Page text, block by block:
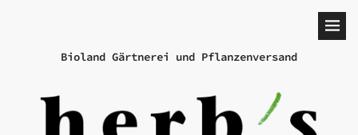
Bioland Gärtnerei und Pflanzenversand